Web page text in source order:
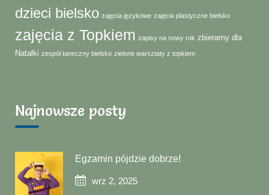
dzieci bielsko zajęcia językowe zajęcia plastyczne bielsko
zajęcia z Topkiem zapisy na nowy rok zbieramy dla
Natalki zespół taneczny bielsko zielone warsztaty z topkiem
Najnowsze posty
Egzamin pójdzie dobrze!
wrz 2, 2025